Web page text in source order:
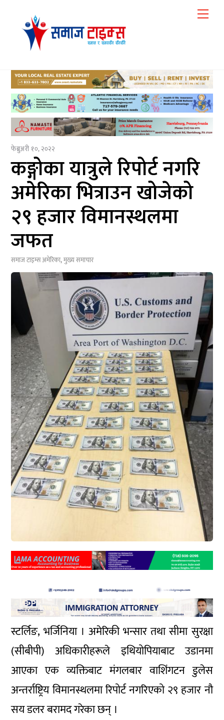
content
फेब्रुअरी १०, २०२२
कङ्गोका यात्रुले रिपोर्ट नगरि
अमेरिका भित्राउन खोजेको
२९ हजार विमानस्थलमा
जफत
समाज टाइम्सअमेरिका,मुख्य समाचार
स्टर्लिङ, भर्जिनिया । अमेरिकी भन्सार तथा सीमा सुरक्षा
(सीबीपी) अधिकारीहरूले इथियोपियाबाट उडानमा
आएका एक व्यक्तिबाट मंगलबार वाशिंगटन डुलेस
अन्तर्राष्ट्रिय विमानस्थलमा रिपोर्ट नगरिएको २९ हजार नौ
सय डलर बरामद गरेका छन् ।